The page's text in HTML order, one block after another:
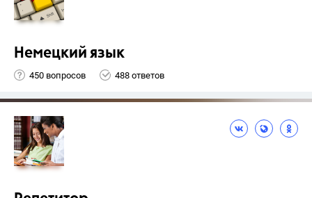
Немецкий язык
450 вопросов 488 ответов